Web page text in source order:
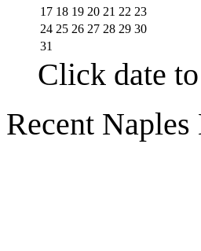
17 18 19 20 21 22 23
24 25 26 27 28 29 30
31
Click date
Recent